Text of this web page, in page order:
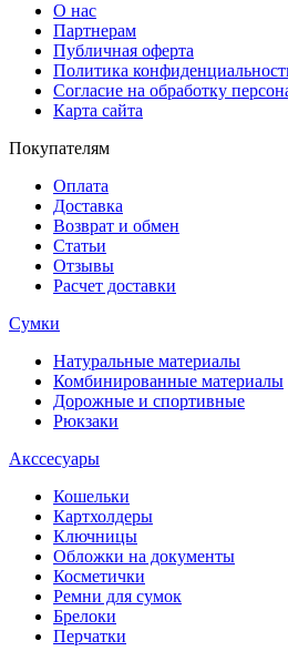
О нас
Партнерам
Публичная оферта
Политика
Согласие на обработку
Карта сайта
Покупателям
Оплата
Доставка
Возврат и обмен
Статьи
Отзывы
Расчет доставки
Сумки
Натуральные материалы
Комбинированные материалы
Дорожные и спортивные
Рюкзаки
Акссесуары
Кошельки
Картхолдеры
Ключницы
Обложки на документы
Косметички
Ремни для сумок
Брелоки
Перчатки